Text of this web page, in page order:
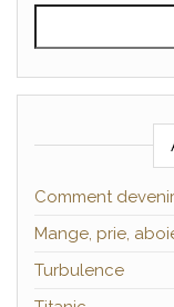
Comment
Mange, prie,
Turbulence